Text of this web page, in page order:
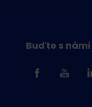
Buďte s námi